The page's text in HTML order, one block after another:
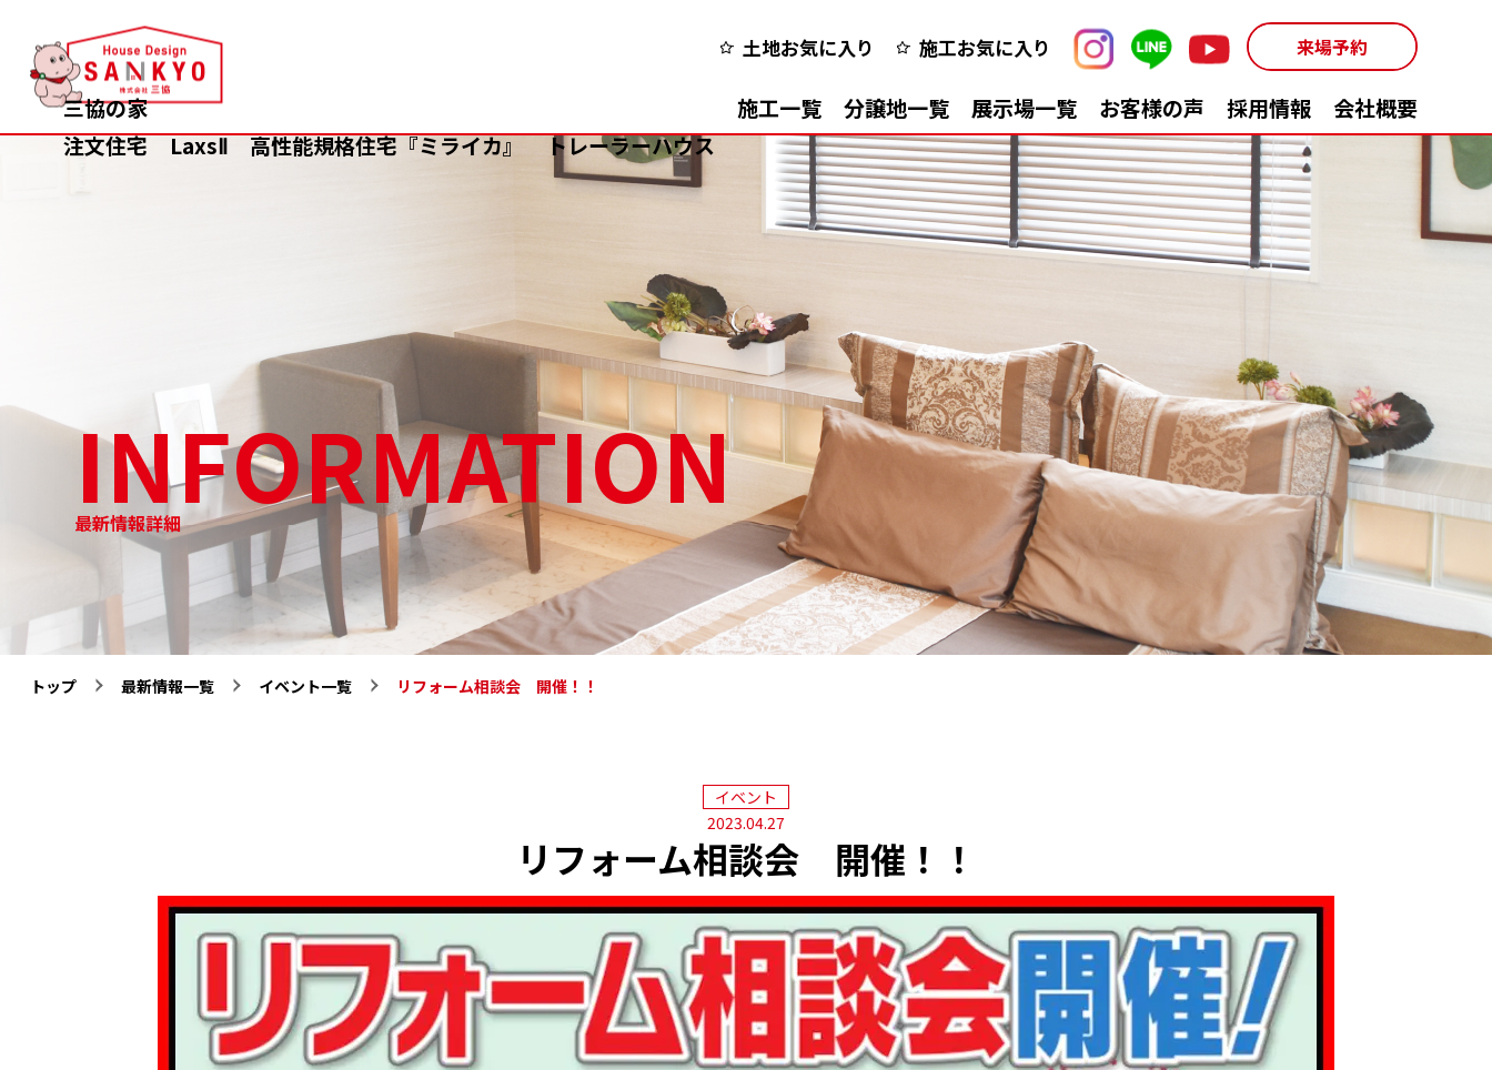
香
の
新
ハ
ス
デ
ザ
イ
ン
三
協
三協の家
注文住宅
LaxsⅡ 高性能規格住宅『ミライカ』 トレーラーハウス
施工一覧 分譲地一覧 展示場一覧 お客様の声 採用情報 会社概要
土地お気に入り 施工お気に入り 来場予約
INFORMATION
最新情報詳細
トップ 最新情報一覧 イベント一覧 リフォーム相談会 開催！！
イベント
2023.04.27
リフォーム相談会 開催！！